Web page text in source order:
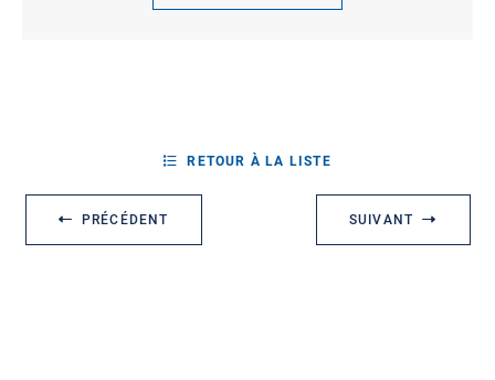
PRÉCÉDENT
RETOUR À LA LISTE
SUIVANT